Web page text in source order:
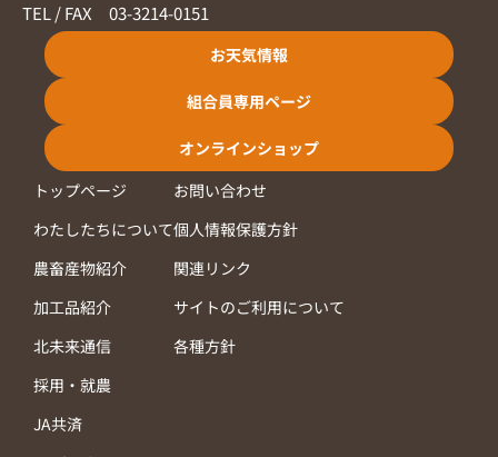
TEL / FAX 03-3214-0151
お天気情報
組合員専用ページ
オンラインショップ
トップページ
わたしたちについて
農畜産物紹介
加工品紹介
北未来通信
採用・就農
JA共済
お問い合わせ
個人情報保護方針
関連リンク
サイトのご利用について
各種方針